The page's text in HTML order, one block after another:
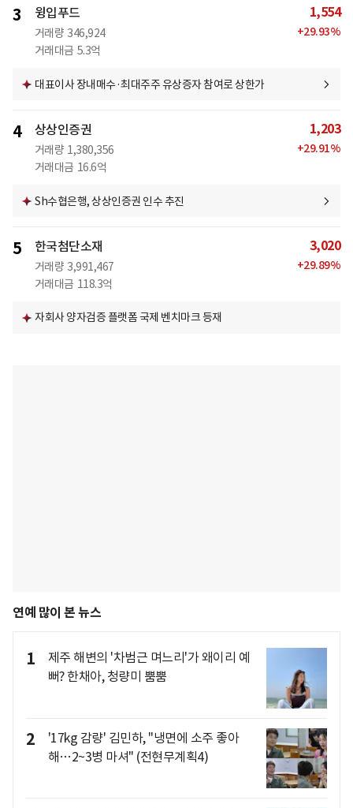
3 윙입푸드
거래량 346,924
거래대금 5.3억
1,554
+29.93%
대표이사 장내매수·최대주주 유상증자 참여로 상한가
4 상상인증권
거래량 1,380,356
거래대금 16.6억
1,203
+29.91%
Sh수협은행, 상상인증권 인수 추진
5 한국첨단소재
거래량 3,991,467
거래대금 118.3억
3,020
+29.89%
자회사 양자검증 플랫폼 국제 벤치마크 등재
연예 많이 본 뉴스
1
제주 해변의 '차범근 며느리'가 왜이리 예
뻐? 한채아, 청량미 뿜뿜
2
'17kg 감량' 김민하, "냉면에 소주 좋아
해…2~3병 마셔" (전현무계획4)